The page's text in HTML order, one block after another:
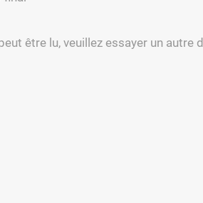
être lu, veuillez essayer un